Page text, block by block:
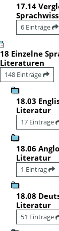
17.14
6 Einträge
18 Einzelne
Literaturen
148 Einträge
18.03
Literatur
17 Einträge
18.06
Literatur
1 Eintrag
18.08
Literatur
51 Einträge